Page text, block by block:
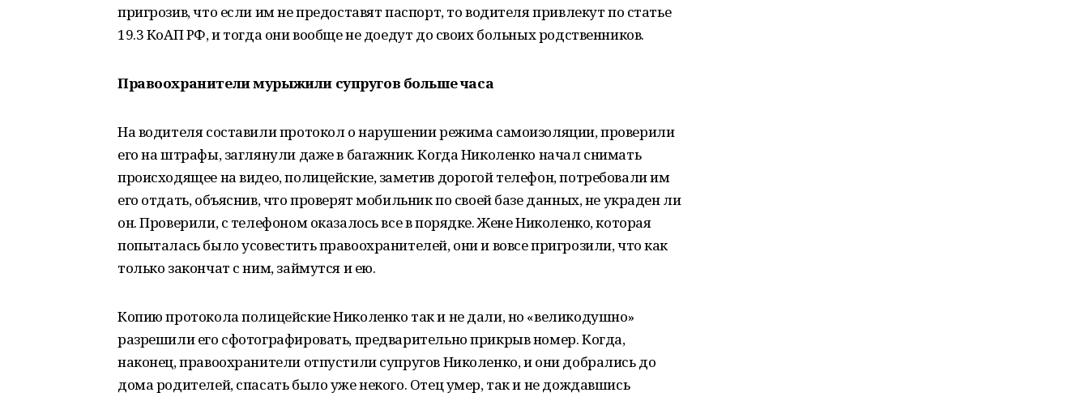
пригрозив, что если им не предоставят паспорт, то водителя привлекут по статье
19.3 КоАП РФ, и тогда они вообще не доедут до своих больных родственников.
Правоохранители мурыжили супругов больше часа
На водителя составили протокол о нарушении режима самоизоляции, проверили
его на штрафы, заглянули даже в багажник. Когда Николенко начал снимать
происходящее на видео, полицейские, заметив дорогой телефон, потребовали им
его отдать, объяснив, что проверят мобильник по своей базе данных, не украден ли
он. Проверили, с телефоном оказалось все в порядке. Жене Николенко, которая
попыталась было усовестить правоохранителей, они и вовсе пригрозили, что как
только закончат с ним, займутся и ею.
Копию протокола полицейские Николенко так и не дали, но «великодушно»
разрешили его сфотографировать, предварительно прикрыв номер. Когда,
наконец, правоохранители отпустили супругов Николенко, и они добрались до
дома родителей, спасать было уже некого. Отец умер, так и не дождавшись